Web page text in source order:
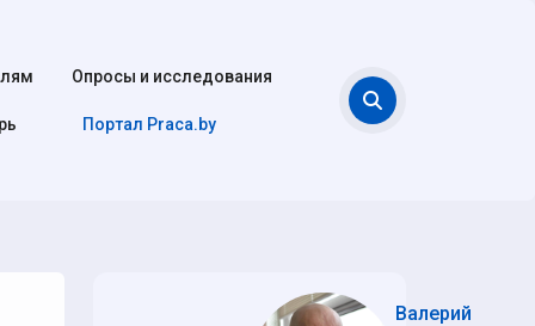
Опросы и исследования
Портал Praca.by
Валерий